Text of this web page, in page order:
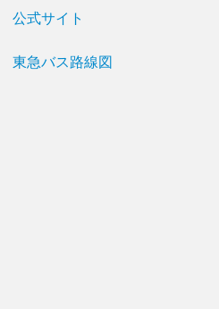
公式サイト
東急バス路線図